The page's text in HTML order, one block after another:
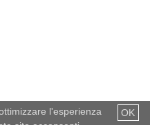
OK
l'esperienza